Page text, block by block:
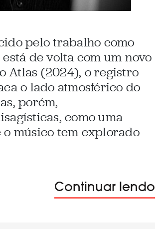
pelo trabalho como
de volta com um novo
Atlas (2024), o registro
o lado atmosférico do
porém,
como uma
músico tem explorado
Continuar lendo